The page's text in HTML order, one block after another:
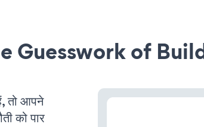
Guesswork of
तो आपने
को पार